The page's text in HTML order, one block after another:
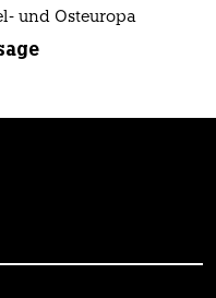
und Osteuropa